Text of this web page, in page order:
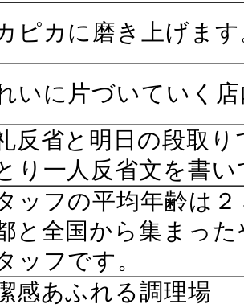
ピカに磨き上げま
いに片づいていく
反省と明日の段取り
り一人反省文を書
ッフの平均年齢は
と全国から集まっ
ッフです。
感あふれる調理場